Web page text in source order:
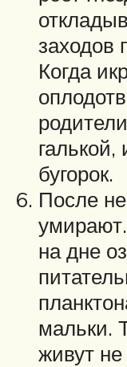
заходов
Когда
галькой,
бугорок.
После
на дне
мальки.
живут